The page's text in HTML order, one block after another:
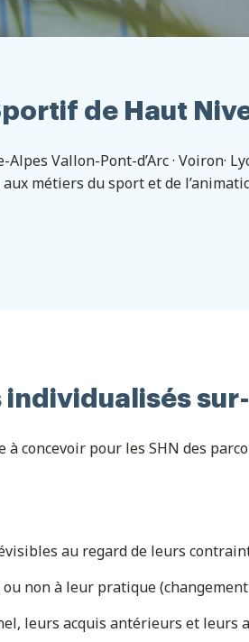
de Haut
Alpes Vallon-Pont-d’Arc ·
métiers du sport et de
individualisés
concevoir pour les SHN des
au regard de leurs
non à leur pratique
leurs acquis antérieurs et leurs